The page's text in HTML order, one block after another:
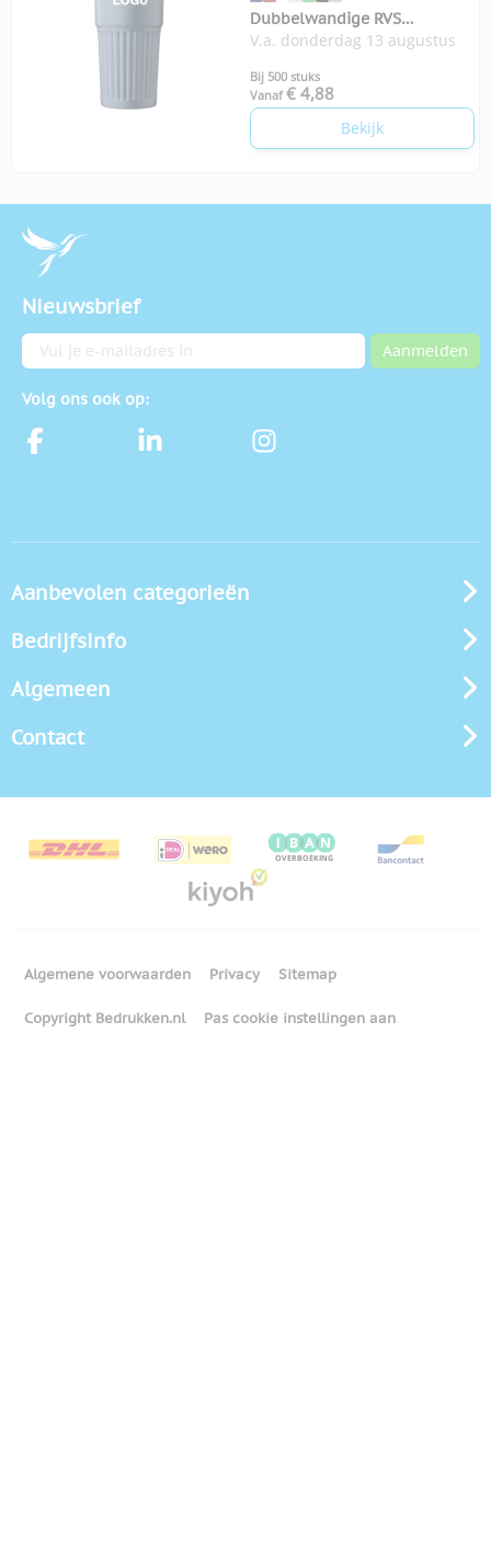
Dubbelwandige RVS
drinkbeker 500 ml Kael
V.a. donderdag 13 augustus
Bij 500 stuks
Vanaf € 4,88
Bekijk
Nieuwsbrief
E-mailadres Aanmelden
Volg ons ook op:
Aanbevolen categorieën
Bedrijfsinfo
Algemeen
Contact
Algemene voorwaarden Privacy Sitemap
Copyright Bedrukken.nl Pas cookie instellingen aan